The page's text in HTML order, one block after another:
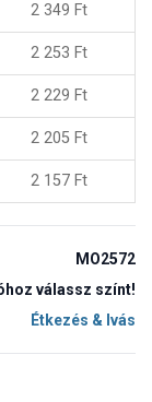
2 349 Ft
2 253 Ft
2 229 Ft
2 205 Ft
2 157 Ft
MO2572
válassz színt!
Étkezés & Ivás